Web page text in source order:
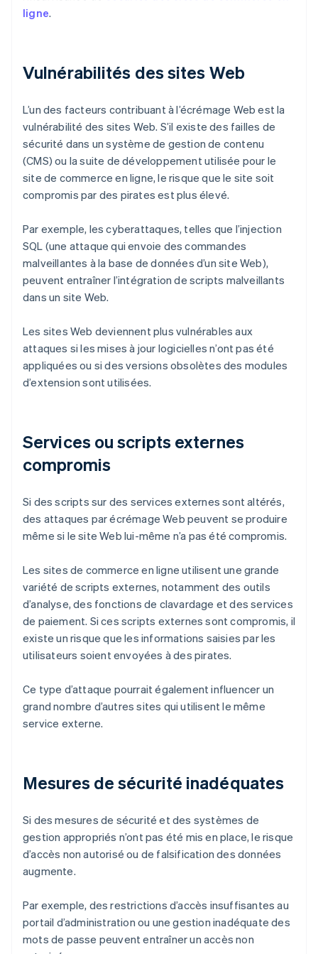
ligne.
Vulnérabilités des sites Web
L’un des facteurs contribuant à l’écrémage Web est la
vulnérabilité des sites Web. S’il existe des failles de
sécurité dans un système de gestion de contenu
(CMS) ou la suite de développement utilisée pour le
site de commerce en ligne, le risque que le site soit
compromis par des pirates est plus élevé.
Par exemple, les cyberattaques, telles que l’injection
SQL (une attaque qui envoie des commandes
malveillantes à la base de données d’un site Web),
peuvent entraîner l’intégration de scripts malveillants
dans un site Web.
Les sites Web deviennent plus vulnérables aux
attaques si les mises à jour logicielles n’ont pas été
appliquées ou si des versions obsolètes des modules
d’extension sont utilisées.
Services ou scripts externes
compromis
Si des scripts sur des services externes sont altérés,
des attaques par écrémage Web peuvent se produire
même si le site Web lui-même n’a pas été compromis.
Les sites de commerce en ligne utilisent une grande
variété de scripts externes, notamment des outils
d’analyse, des fonctions de clavardage et des services
de paiement. Si ces scripts externes sont compromis, il
existe un risque que les informations saisies par les
utilisateurs soient envoyées à des pirates.
Ce type d’attaque pourrait également influencer un
grand nombre d’autres sites qui utilisent le même
service externe.
Mesures de sécurité inadéquates
Si des mesures de sécurité et des systèmes de
gestion appropriés n’ont pas été mis en place, le risque
d’accès non autorisé ou de falsification des données
augmente.
Par exemple, des restrictions d’accès insuffisantes au
portail d’administration ou une gestion inadéquate des
mots de passe peuvent entraîner un accès non